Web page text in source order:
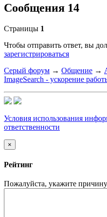
Сообщения 14
Страницы 1
Чтобы отправить ответ, вы
зарегистрироваться
Серый форум → Общение →
ImageSearch - ускорение
Условия использования
ответственности
×
Рейтинг
Пожалуйста, укажите